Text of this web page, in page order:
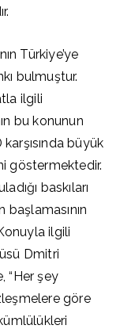
Türkiye’ye
bulmuştur.
ilgili
bu konunun
büyük
göstermektedir.
baskıları
başlamasının
ilgili
Dmitri
“Her şey
göre